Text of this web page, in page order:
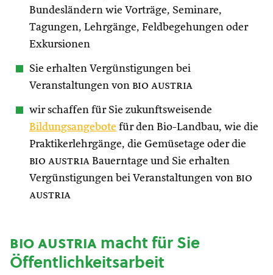
Bundesländern wie Vorträge, Seminare,
Tagungen, Lehrgänge, Feldbegehungen oder
Exkursionen
Sie erhalten Vergünstigungen bei
Veranstaltungen von bio austria
wir schaffen für Sie zukunftsweisende
Bildungsangebote für den Bio-Landbau, wie die
Praktikerlehrgänge, die Gemüsetage oder die
bio austria Bauerntage und Sie erhalten
Vergünstigungen bei Veranstaltungen von bio
austria
bio austriamacht für Sie
Öffentlichkeitsarbeit